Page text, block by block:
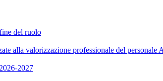
del ruolo
alla valorizzazione professionale del personale
2027